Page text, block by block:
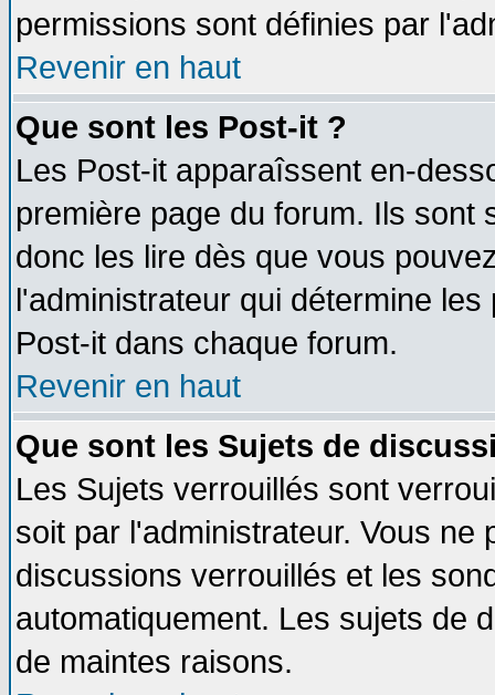
permissions sont définies par
Revenir en haut
Que sont les Post-it ?
Les Post-it apparaîssent en-
première page du forum. Ils
donc les lire dès que vous
l'administrateur qui détermine
Post-it dans chaque forum.
Revenir en haut
Que sont les Sujets de
Les Sujets verrouillés sont
soit par l'administrateur. Vous
discussions verrouillés et les
automatiquement. Les sujets de
de maintes raisons.